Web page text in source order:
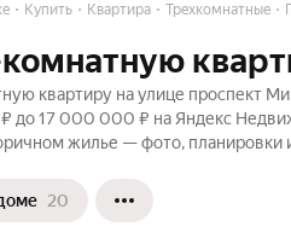
Купить Квартира Трехкомнатные
квартиру на улице проспект
до 17 000 000 ₽ на Яндекс
жилье — фото, планировки
20